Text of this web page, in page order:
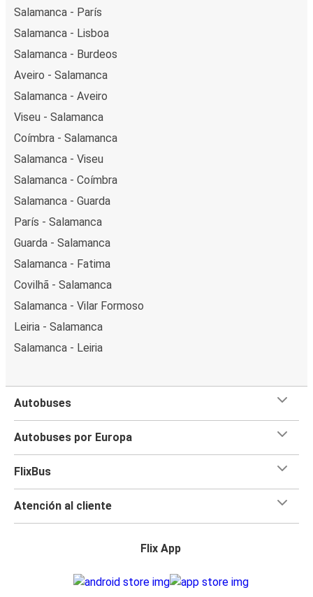
Salamanca - París
Salamanca - Lisboa
Salamanca - Burdeos
Aveiro - Salamanca
Salamanca - Aveiro
Viseu - Salamanca
Coímbra - Salamanca
Salamanca - Viseu
Salamanca - Coímbra
Salamanca - Guarda
París - Salamanca
Guarda - Salamanca
Salamanca - Fatima
Covilhã - Salamanca
Salamanca - Vilar Formoso
Leiria - Salamanca
Salamanca - Leiria
Autobuses
Autobuses por Europa
FlixBus
Atención al cliente
Flix App